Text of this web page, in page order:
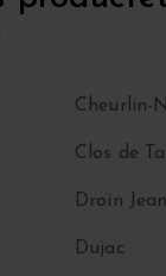
Cheurlin-
Clos de
Droin
Dujac